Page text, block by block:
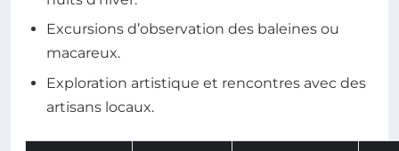
Excursions d’observation des baleines ou
macareux.
Exploration artistique et rencontres avec des
artisans locaux.